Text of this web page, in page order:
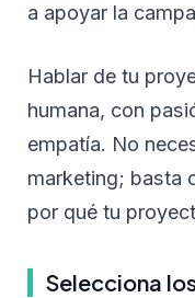
a apoyar la
Hablar de tu
humana, con
empatía. No
marketing; basta
por qué tu
Selecciona